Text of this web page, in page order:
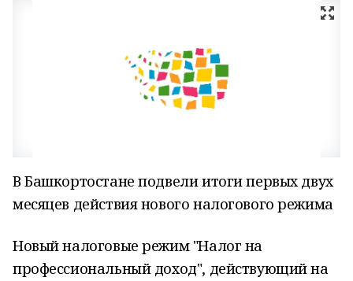
В Башкортостане подвели итоги первых двух
месяцев действия нового налогового режима
Новый налоговые режим "Налог на
профессиональный доход", действующий на